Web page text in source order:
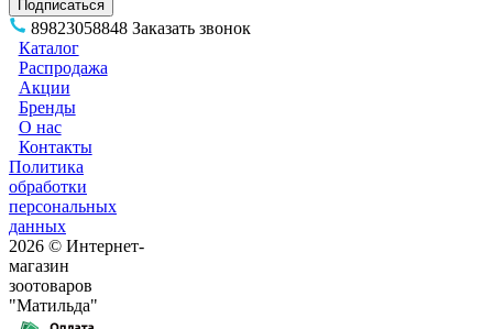
89823058848 Заказать звонок
Каталог
Распродажа
Акции
Бренды
О нас
Контакты
Политика
обработки
персональных
данных
2026 © Интернет-
магазин
зоотоваров
"Матильда"